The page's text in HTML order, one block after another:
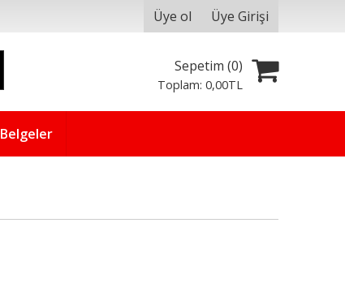
Üye ol Üye Girişi
Sepetim (0)
Toplam:0,00TL
Belgeler